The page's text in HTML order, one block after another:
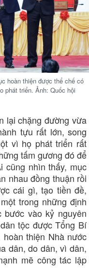
sự - Quốc phòng
hoàn thiện được thể chế có
phát triển. Ảnh: Quốc hội
lại chặng đường vừa
tựu rất lớn, song
vì họ phát triển rất
tấm gương đó để
cũng nhìn thấy, mục
nhau đồng thuận rồi
cái gì, tạo tiền đề,
trong những định
vào kỷ nguyên
tộc được Tổng Bí
thiện Nhà nước
dân, do dân, vì dân,
mẽ công tác lập